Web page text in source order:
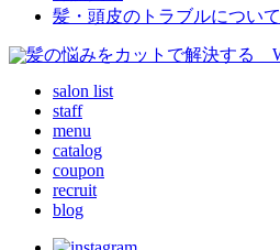
髪・頭皮のトラブルについて
salon list
staff
menu
catalog
coupon
recruit
blog